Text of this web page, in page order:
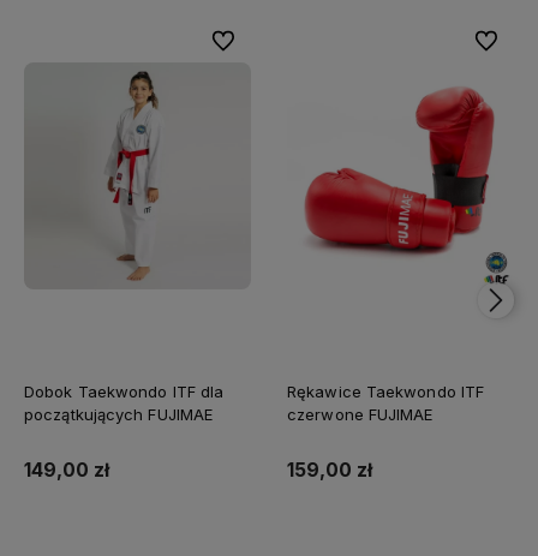
Dobok Taekwondo ITF dla
początkujących FUJIMAE
149,00 zł
Do ulubionych
Rękawice Taekwondo ITF
czerwone FUJIMAE
159,00 zł
Do